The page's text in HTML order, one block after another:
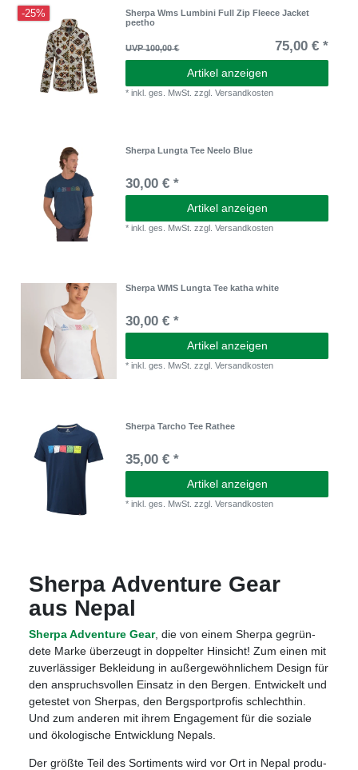
-25%
Sherpa Wms Lumbini Full Zip Fleece Jacket
peetho
UVP 100,00 € 75,00 € *
Artikel anzeigen
*inkl. ges. MwSt. zzgl.Versandkosten
Sherpa Lungta Tee Neelo Blue
30,00 € *
Artikel anzeigen
*inkl. ges. MwSt. zzgl.Versandkosten
Sherpa WMS Lungta Tee katha white
30,00 € *
Artikel anzeigen
*inkl. ges. MwSt. zzgl.Versandkosten
Sherpa Tarcho Tee Rathee
35,00 € *
Artikel anzeigen
*inkl. ges. MwSt. zzgl.Versandkosten
Sherpa Adven­ture Gear
aus Nepal
Sherpa Adven­ture Gear, die von einem Sherpa gegrün­
dete Marke über­zeugt in dop­pel­ter Hin­sicht! Zum einen mit
zuver­läs­si­ger Beklei­dung in außer­ge­wöhn­li­chem Design für
den anspruchs­vol­len Ein­satz in den Ber­gen. Ent­wi­ckelt und
getes­tet von Sher­pas, den Berg­sport­pro­fis schlecht­hin.
Und zum ande­ren mit ihrem Enga­ge­ment für die soziale
und öko­lo­gi­sche Ent­wick­lung Nepals.
Der größte Teil des Sor­ti­ments wird vor Ort in Nepal pro­du­